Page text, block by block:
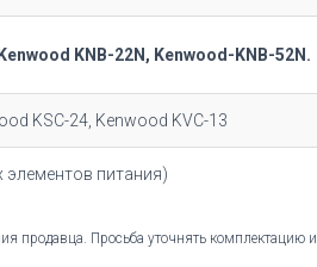
KNB-22N, Kenwood-KNB-52N.
KSC-24, Kenwood KVC-13
элементов питания)
продавца. Просьба уточнять комплектацию и